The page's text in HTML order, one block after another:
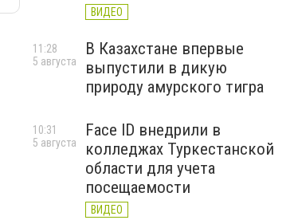
ВИДЕО
В Казахстане впервые
выпустили в дикую
природу амурского тигра
11:28
5 августа
Face ID внедрили в
колледжах Туркестанской
области для учета
посещаемости
ВИДЕО
10:31
5 августа